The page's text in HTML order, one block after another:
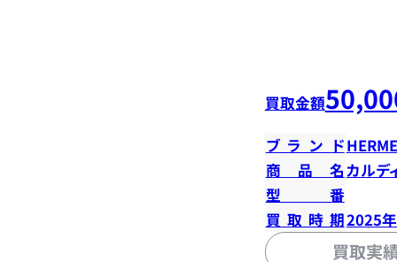
買取金額
ブランド
商品名 カルデ
型番
買取時期2025
買取実